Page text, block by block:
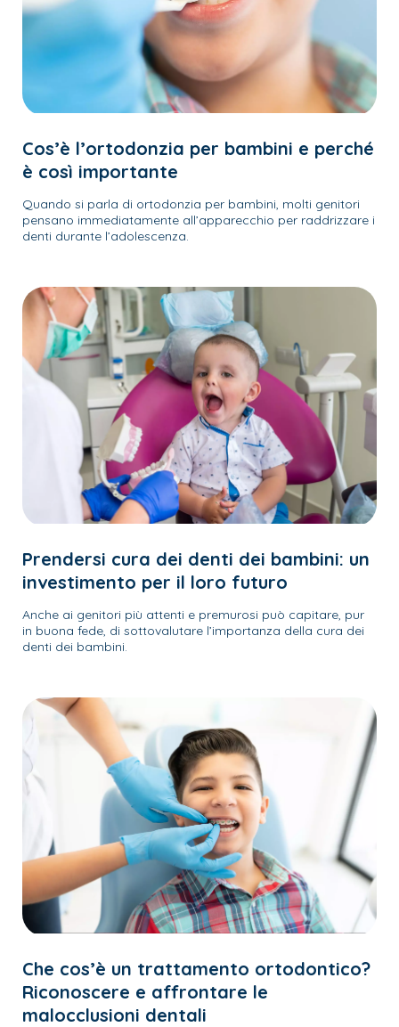
Cos’è l’ortodonzia per bambini e perché
è così importante
Quando si parla di ortodonzia per bambini, molti genitori
pensano immediatamente all’apparecchio per raddrizzare i
denti durante l’adolescenza.
Prendersi cura dei denti dei bambini: un
investimento per il loro futuro
Anche ai genitori più attenti e premurosi può capitare, pur
in buona fede, di sottovalutare l’importanza della cura dei
denti dei bambini.
Che cos’è un trattamento ortodontico?
Riconoscere e affrontare le
malocclusioni dentali